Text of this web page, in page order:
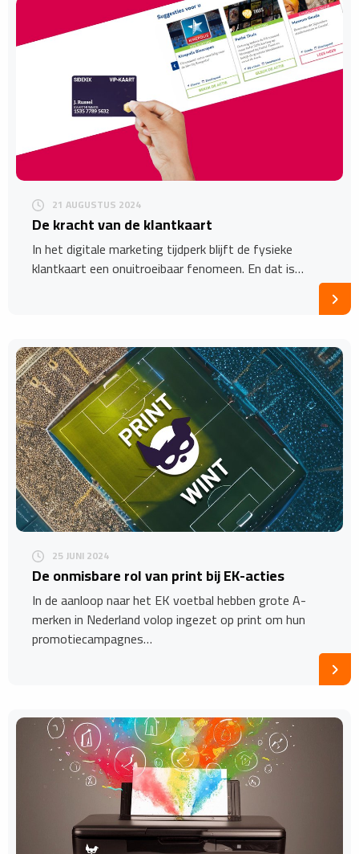
21 AUGUSTUS 2024
De kracht van de klantkaart
In het digitale marketing tijdperk blijft de fysieke
klantkaart een onuitroeibaar fenomeen. En dat is…
25 JUNI 2024
De onmisbare rol van print bij EK-acties
In de aanloop naar het EK voetbal hebben grote A-
merken in Nederland volop ingezet op print om hun
promotiecampagnes…